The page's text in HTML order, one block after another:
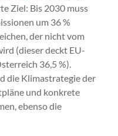
Ziel: Bis 2030 muss
um 36 %
der nicht vom
(dieser deckt EU-
36,5 %).
die Klimastrategie der
und konkrete
ebenso die